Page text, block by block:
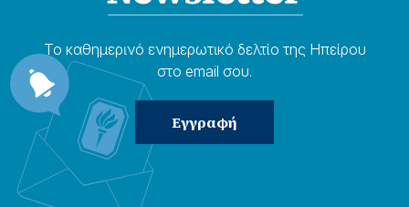
Το καθημερɩνό ενημερωτɩκό δελτίο της Ηπείρου
στο email σου.